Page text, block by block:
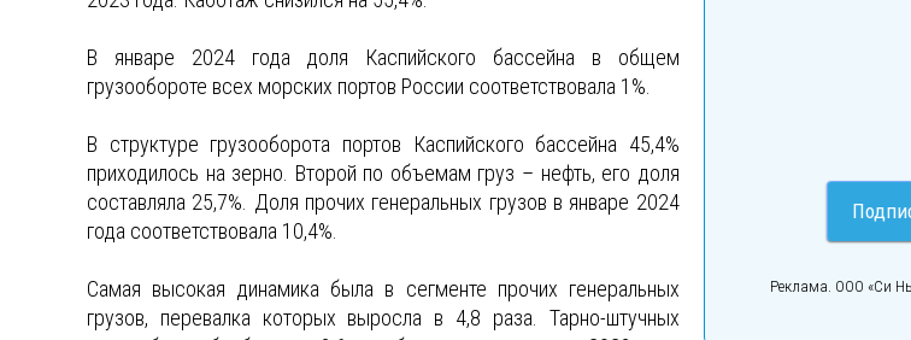
Реклама. ООО «Си
В январе 2024 года доля Каспийского бассейна в общем
грузообороте всех морских портов России соответствовала 1%.
В структуре грузооборота портов Каспийского бассейна 45,4%
приходилось на зерно. Второй по объемам груз – нефть, его доля
составляла 25,7%. Доля прочих генеральных грузов в январе 2024
года соответствовала 10,4%.
Самая высокая динамика была в сегменте прочих генеральных
грузов, перевалка которых выросла в 4,8 раза. Тарно-штучных